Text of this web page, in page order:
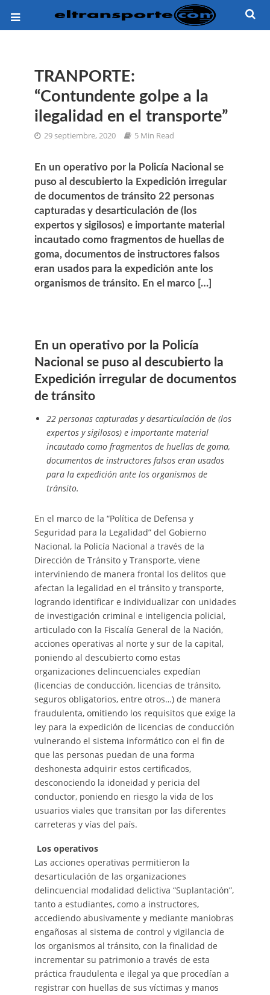
TRANPORTE:
“Contundente golpe a la
ilegalidad en el transporte”
29 septiembre, 2020 5 Min Read
En un operativo por la Policía Nacional se
puso al descubierto la Expedición irregular
de documentos de tránsito 22 personas
capturadas y desarticulación de (los
expertos y sigilosos) e importante material
incautado como fragmentos de huellas de
goma, documentos de instructores falsos
eran usados para la expedición ante los
organismos de tránsito. En el marco […]
En un operativo por la Policía
Nacional se puso al descubierto la
Expedición irregular de documentos
de tránsito
22 personas capturadas y desarticulación de (los
expertos y sigilosos) e importante material
incautado como fragmentos de huellas de goma,
documentos de instructores falsos eran usados
para la expedición ante los organismos de
tránsito.
En el marco de la “Política de Defensa y
Seguridad para la Legalidad” del Gobierno
Nacional, la Policía Nacional a través de la
Dirección de Tránsito y Transporte, viene
interviniendo de manera frontal los delitos que
afectan la legalidad en el tránsito y transporte,
logrando identificar e individualizar con unidades
de investigación criminal e inteligencia policial,
articulado con la Fiscalía General de la Nación,
acciones operativas al norte y sur de la capital,
poniendo al descubierto como estas
organizaciones delincuenciales expedían
(licencias de conducción, licencias de tránsito,
seguros obligatorios, entre otros…) de manera
fraudulenta, omitiendo los requisitos que exige la
ley para la expedición de licencias de conducción
vulnerando el sistema informático con el fin de
que las personas puedan de una forma
deshonesta adquirir estos certificados,
desconociendo la idoneidad y pericia del
conductor, poniendo en riesgo la vida de los
usuarios viales que transitan por las diferentes
carreteras y vías del país.
Los operativos
Las acciones operativas permitieron la
desarticulación de las organizaciones
delincuencial modalidad delictiva “Suplantación”,
tanto a estudiantes, como a instructores,
accediendo abusivamente y mediante maniobras
engañosas al sistema de control y vigilancia de
los organismos al tránsito, con la finalidad de
incrementar su patrimonio a través de esta
práctica fraudulenta e ilegal ya que procedían a
registrar con huellas de sus víctimas y manos